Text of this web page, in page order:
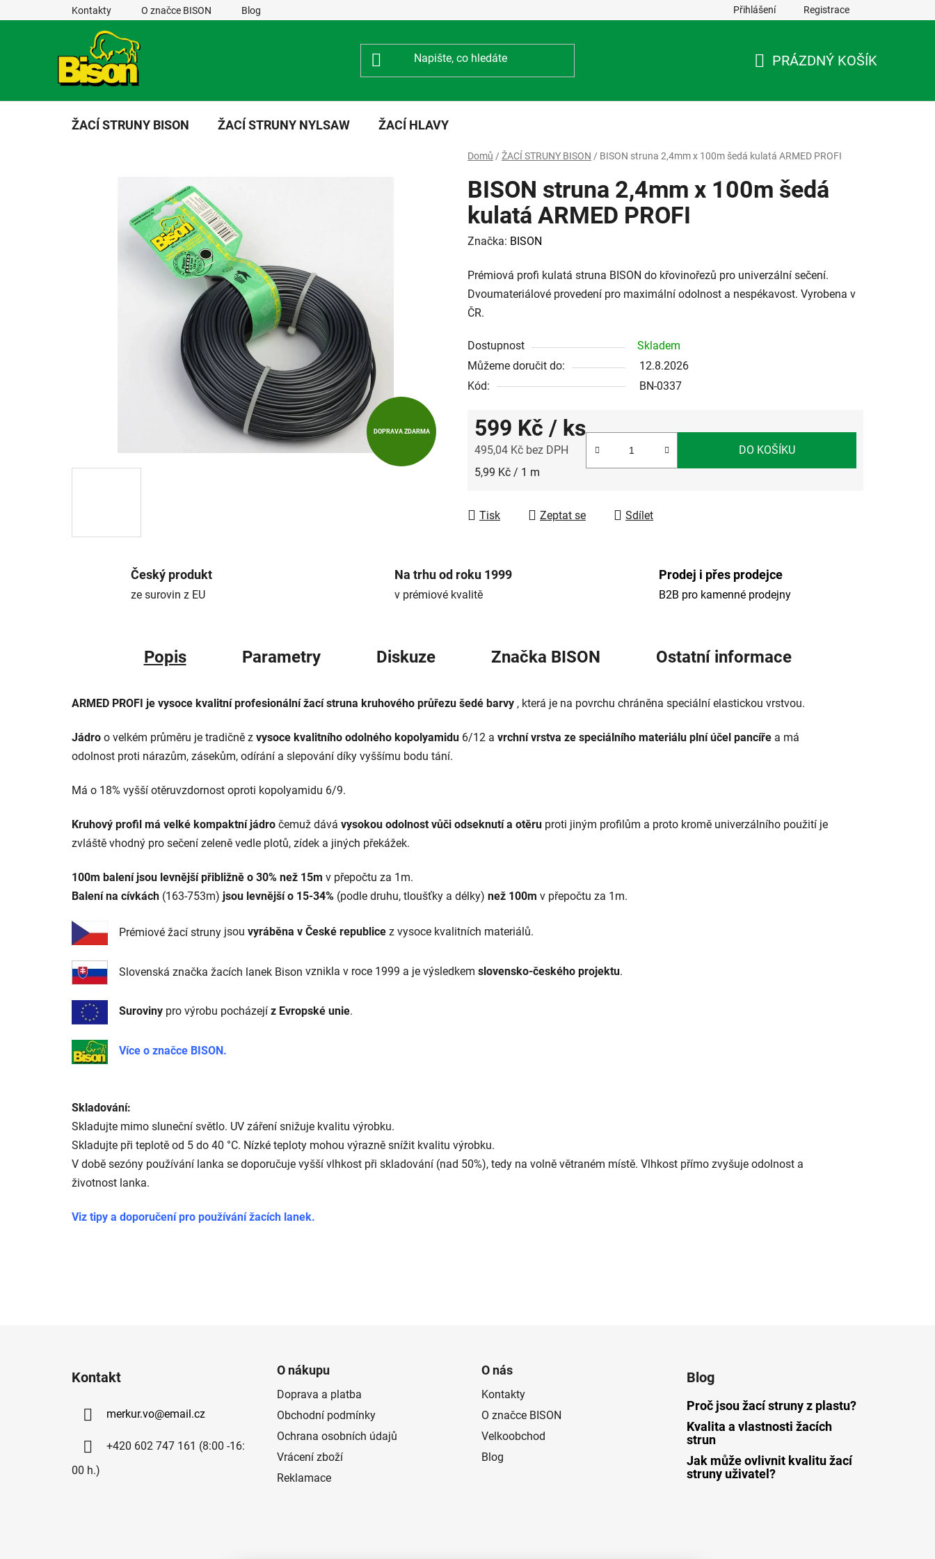
na
Kontakty O značce BISON Blog Přihlášení Registrace
PRÁZDNÝ KOŠÍK
ŽACÍ STRUNY BISON ŽACÍ STRUNY NYLSAW ŽACÍ HLAVY
Domů / ŽACÍ STRUNY BISON / BISON struna 2,4mm x 100m šedá kulatá ARMED PROFI
BISON struna 2,4mm x 100m šedá
kulatá ARMED PROFI
Značka: BISON
Prémiová profi kulatá struna BISON do křovinořezů pro univerzální sečení.
Dvoumateriálové provedení pro maximální odolnost a nespékavost. Vyrobena v
ČR.
Dostupnost
Skladem
Můžeme doručit do:
12.8.2026
Kód:
BN-0337
599 Kč / ks
495,04 Kč bez DPH
Měrná cena:
5,99 Kč / 1 m
DO KOŠÍKU
Tisk Zeptat se Sdílet
DOPRAVA ZDARMA
Český produkt
ze surovin z EU
Na trhu od roku 1999
v prémiové kvalitě
Prodej i přes prodejce
B2B pro kamenné prodejny
Popis Parametry Diskuze Značka BISON Ostatní informace
ARMED PROFI je vysoce kvalitní profesionální žací struna kruhového průřezu šedé barvy , která je na povrchu chráněna speciální elastickou vrstvou.
Jádro o velkém průměru je tradičně z vysoce kvalitního odolného kopolyamidu 6/12 a vrchní vrstva ze speciálního materiálu plní účel pancíře a má
odolnost proti nárazům, zásekům, odírání a slepování díky vyššímu bodu tání.
Má o 18% vyšší otěruvzdornost oproti kopolyamidu 6/9.
Kruhový profil má velké kompaktní jádro čemuž dává vysokou odolnost vůči odseknutí a otěru proti jiným profilům a proto kromě univerzálního použití je
zvláště vhodný pro sečení zeleně vedle plotů, zídek a jiných překážek.
100m balení jsou levnější přibližně o 30% než 15m v přepočtu za 1m.
Balení na cívkách (163-753m) jsou levnější o 15-34% (podle druhu, tloušťky a délky) než 100m v přepočtu za 1m.
Prémiové žací struny jsou vyráběna v České republice z vysoce kvalitních materiálů.
Slovenská značka žacích lanek Bison vznikla v roce 1999 a je výsledkem slovensko-českého projektu.
Suroviny pro výrobu pocházejí z Evropské unie.
Více o značce BISON.
Skladování:
Skladujte mimo sluneční světlo. UV záření snižuje kvalitu výrobku.
Skladujte při teplotě od 5 do 40 °C. Nízké teploty mohou výrazně snížit kvalitu výrobku.
V době sezóny používání lanka se doporučuje vyšší vlhkost při skladování (nad 50%), tedy na volně větraném místě. Vlhkost přímo zvyšuje odolnost a
životnost lanka.
Viz tipy a doporučení pro používání žacích lanek.
Kontakt
merkur.vo@email.cz
+420 602 747 161 (8:00 -16:
00 h.)
O nákupu
Doprava a platba
Obchodní podmínky
Ochrana osobních údajů
Vrácení zboží
Reklamace
O nás
Kontakty
O značce BISON
Velkoobchod
Blog
Blog
Proč jsou žací struny z plastu?
Kvalita a vlastnosti žacích
strun
Jak může ovlivnit kvalitu žací
struny uživatel?